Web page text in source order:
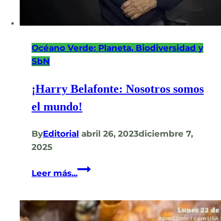
Conciencia
Océano Verde: Planeta, Biodiversidad y
SbN
¡Harry Belafonte: Nosotros somos
el mundo!
ByEditorial abril 26, 2023diciembre 7,
2025
Leer más...¡Harry
somos